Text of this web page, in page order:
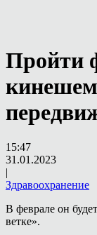
Пройти
15:47
31.01.2023
|
Здравоохранение
В феврале он
ветке».